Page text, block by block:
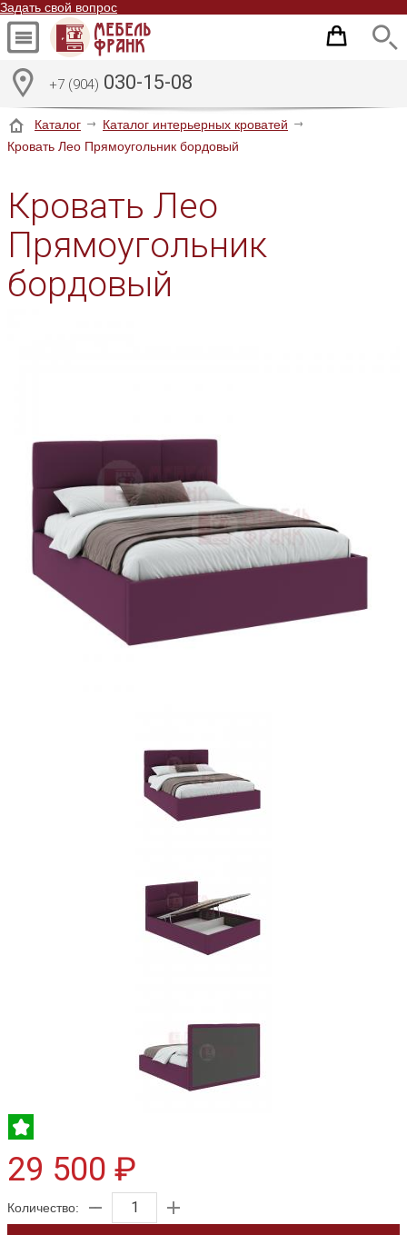
Задать свой вопрос
+7 (904) 030-15-08
Каталог
Каталог интерьерных кроватей
Кровать Лео Прямоугольник бордовый
Кровать Лео
Прямоугольник
бордовый
29 500 ₽
Количество: